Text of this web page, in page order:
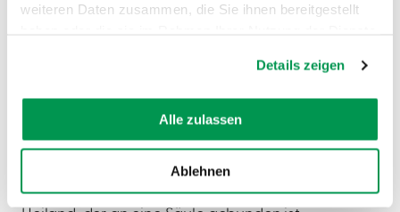
weiteren Daten zusammen, die Sie ihnen bereitgestellt
Details zeigen
Alle zulassen
Ablehnen
Seitenaltar, gestiftet von Johann Georg
und den verwundeten Händen und
Kapellenwänden sind um 1750
Oberndorfer Bildhauer. Rechts neben
dem Eingang befindet sich in einer
Nische die Zelle mit dem gegeißelten